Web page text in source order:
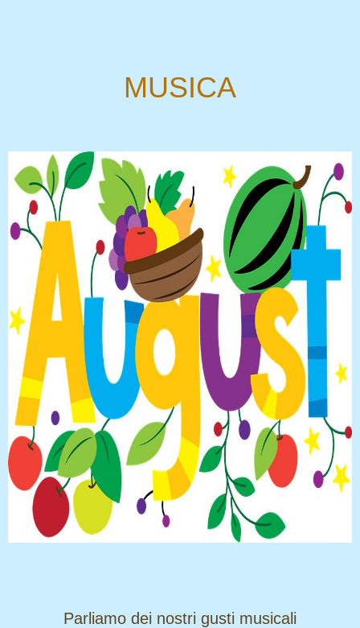
MUSICA
​​​​​​​Parliamo dei nostri gusti musicali